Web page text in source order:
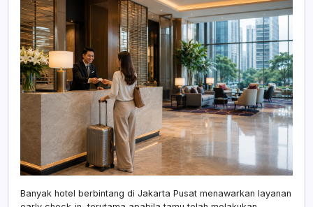
Banyak hotel berbintang di Jakarta Pusat menawarkan layanan